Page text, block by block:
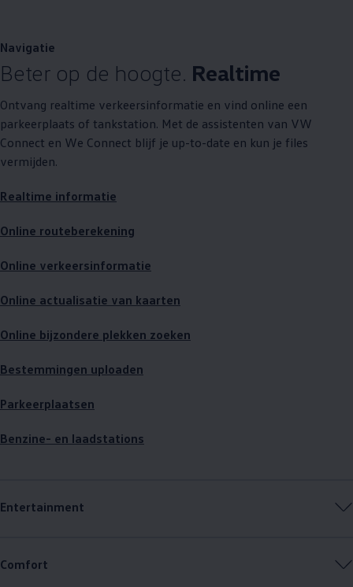
Navigatie
Beter op de hoogte. Realtime
Ontvang realtime verkeersinformatie en vind online een
parkeerplaats of tankstation. Met de assistenten van VW
Connect en We Connect blijf je up-to-date en kun je files
vermijden.
Realtime informatie
Online routeberekening
Online verkeersinformatie
Online actualisatie van kaarten
Online bijzondere plekken zoeken
Bestemmingen uploaden
Parkeerplaatsen
Benzine- en laadstations
Entertainment
Comfort